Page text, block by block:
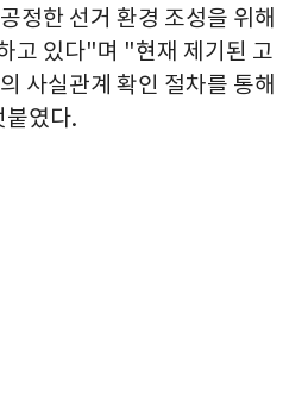
정한 선거 환경 조성을 위해
고 있다"며 "현재 제기된 고
사실관계 확인 절차를 통해
였다.